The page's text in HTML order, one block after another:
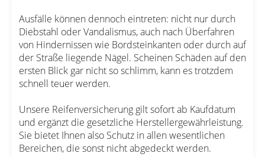
Ausfälle können dennoch eintreten: nicht nur durch
Diebstahl oder Vandalismus, auch nach Überfahren
von Hindernissen wie Bordsteinkanten oder durch auf
der Straße liegende Nägel. Scheinen Schäden auf den
ersten Blick gar nicht so schlimm, kann es trotzdem
schnell teuer werden.
Unsere Reifenversicherung gilt sofort ab Kaufdatum
und ergänzt die gesetzliche Herstellergewährleistung.
Sie bietet Ihnen also Schutz in allen wesentlichen
Bereichen, die sonst nicht abgedeckt werden.